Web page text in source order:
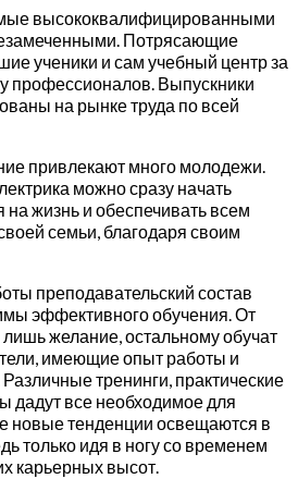
высококвалифицированными
Потрясающие
ученики и сам учебный центр за
профессионалов. Выпускники
на рынке труда по всей
привлекают много молодежи.
можно сразу начать
на жизнь и обеспечивать всем
семьи, благодаря своим
преподавательский состав
эффективного обучения. От
желание, остальному обучат
имеющие опыт работы и
тренинги, практические
дадут все необходимое для
новые тенденции освещаются в
только идя в ногу со временем
карьерных высот.